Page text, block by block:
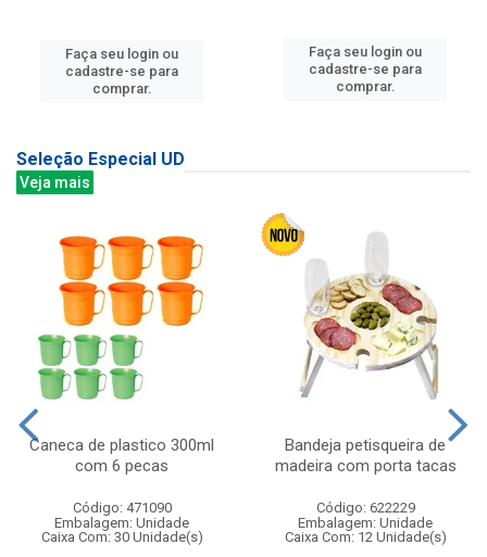
Faça seu login ou
cadastre-se para
comprar.
Faça seu login ou
cadastre-se para
comprar.
Seleção Especial UD
Veja mais
Caneca de plastico 300ml
com 6 pecas
Código: 471090
Embalagem: Unidade
Caixa Com: 30 Unidade(s)
Bandeja petisqueira de
madeira com porta tacas
Código: 622229
Embalagem: Unidade
Caixa Com: 12 Unidade(s)